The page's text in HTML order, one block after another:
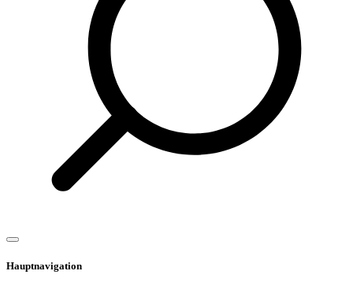
Hauptnavigation